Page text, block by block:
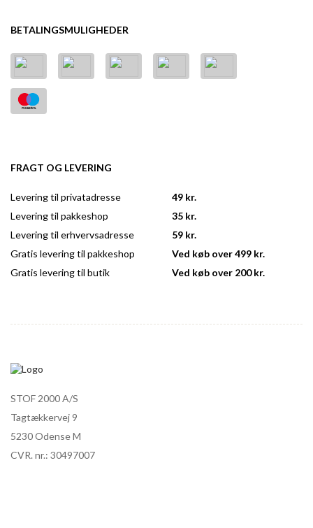
BETALINGSMULIGHEDER
FRAGT OG LEVERING
Levering til privatadresse
Levering til pakkeshop
Levering til erhvervsadresse
Gratis levering til pakkeshop
Gratis levering til butik
49 kr.
35 kr.
59 kr.
Ved køb over 499 kr.
Ved køb over 200 kr.
STOF 2000 A/S
Tagtækkervej 9
5230 Odense M
CVR. nr.: 30497007